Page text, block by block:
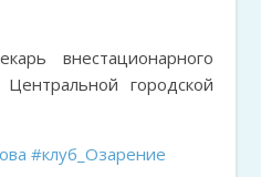
внестационарного
городской
#клуб_Озарение